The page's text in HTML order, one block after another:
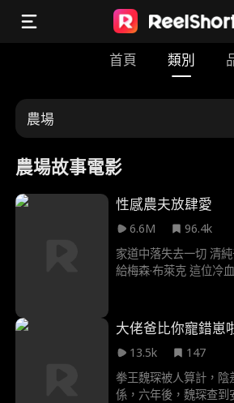
首頁 類別
農場
農場故事電影
性感農夫放肆愛
6.6M
96.4k
家道中落失去一切 清
給梅森·布萊克 這位冷
鍾情 然而當卡爾發現
地主兼多年死對頭 他不
要誓死保護她
大佬爸比你寵錯崽
13.5k
147
拳王魏琛被人算計，陰
係，六年後，魏琛查到